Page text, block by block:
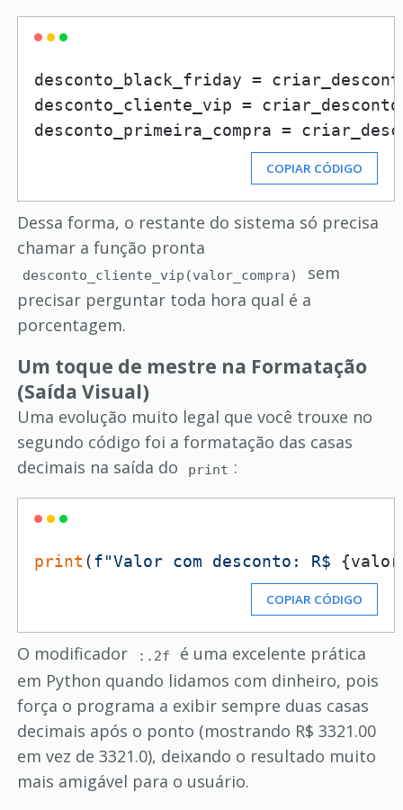
desconto_black_friday =
desconto_cliente_vip =
desconto_primeira_compra =
COPIAR CÓDIGO
Dessa forma, o restante do sistema só precisa
chamar a função pronta
desconto_cliente_vip(valor_compra)
sem
precisar perguntar toda hora qual é a
porcentagem.
Um toque de mestre na Formatação
(Saída Visual)
Uma evolução muito legal que você trouxe no
segundo código foi a formatação das casas
decimais na saída do
print :
print (f"Valor com desconto: R$
COPIAR CÓDIGO
O modificador :.2f
é uma excelente prática
em Python quando lidamos com dinheiro, pois
força o programa a exibir sempre duas casas
decimais após o ponto (mostrando R$ 3321.00
em vez de 3321.0), deixando o resultado muito
mais amigável para o usuário.